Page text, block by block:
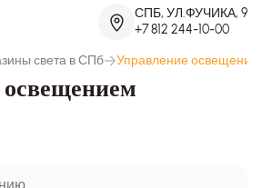
СПБ, УЛ.ФУЧИКА, 9
+7 812 244-10-00
света в СПб Управление